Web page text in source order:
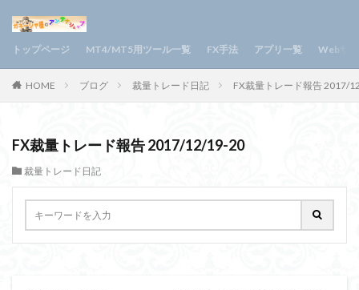
トップページ MT4/MT5用ツール一覧 FX手法 アプリ一覧 Webサ
HOME ブログ 裁量トレード日記 FX裁量トレード報告 2017/
FX裁量トレード報告 2017/12/19-20
裁量トレード日記